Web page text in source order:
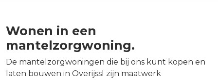
Wonen in een
mantelzorgwoning.
De mantelzorgwoningen die bij ons kunt kopen en
laten bouwen in Overijssl zijn maatwerk